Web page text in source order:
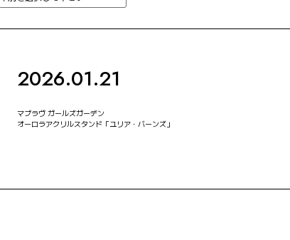
2026.01.21
マブラヴ ガールズガーデン
オーロラアクリルスタンド「ユリア・バーンズ」